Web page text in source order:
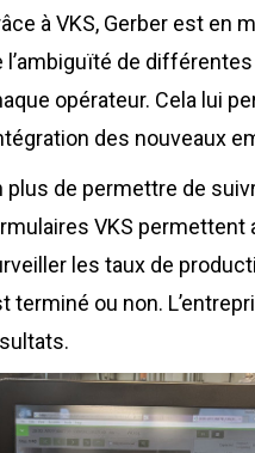
à VKS, Gerber est en
l’ambiguïté de
opérateur. Cela lui
des nouveaux
plus de permettre de
VKS permettent
les taux de
terminé ou non.